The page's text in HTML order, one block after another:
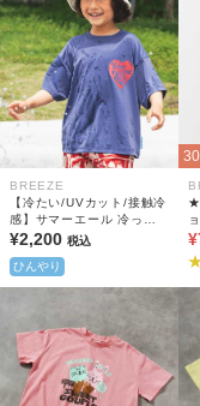
BREEZE
【冷たい/UVカット/接触冷
感】サマーエール 冷っほ
ーい！Tシャツ(キッズサイ
¥2,200 税込
ひんやり
30